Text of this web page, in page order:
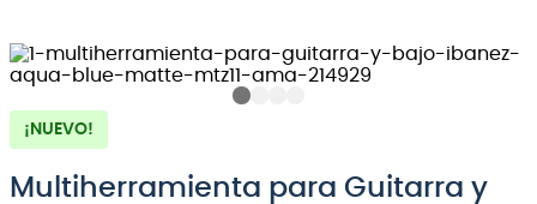
¡NUEVO!
Multiherramienta para Guitarra y
3.
guitarra electroacústica
5.
amplificador
6 .
guitarra